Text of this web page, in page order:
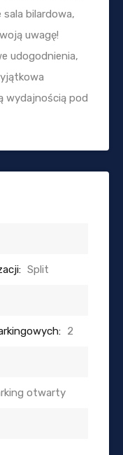
bilardowa,
uwagę!
udogodnienia,
wydajnością pod
Split
2
otwarty